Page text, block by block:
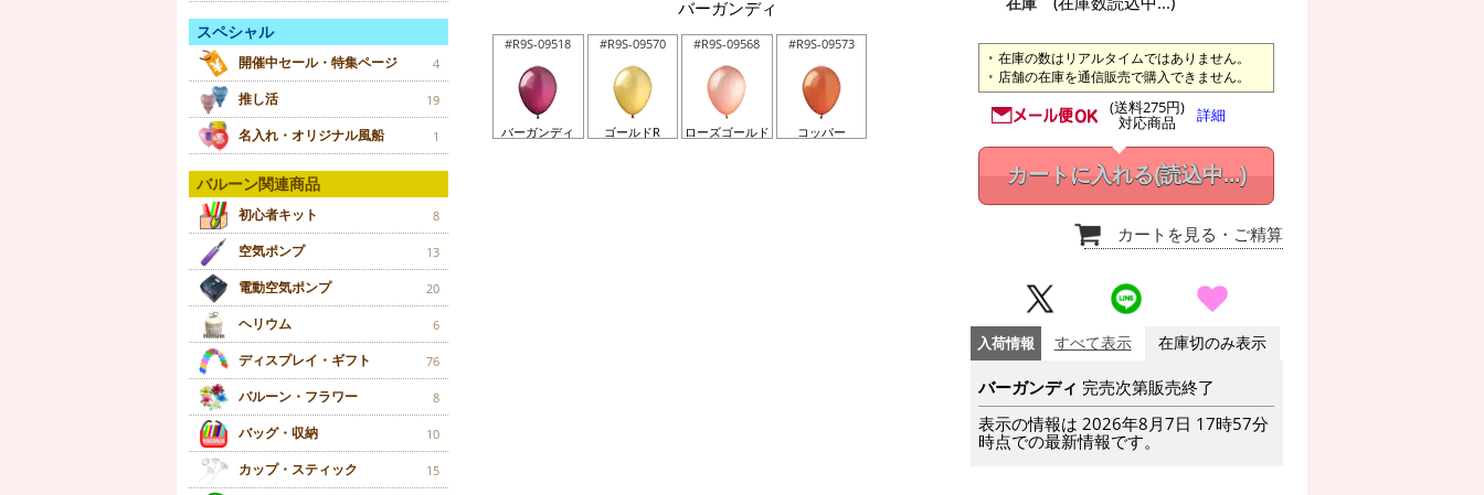
スペシャル
開催中セール・特集ページ 4
推し活 19
名入れ・オリジナル風船 1
バルーン関連商品
初心者キット 8
空気ポンプ 13
電動空気ポンプ 20
ヘリウム 6
ディスプレイ・ギフト 76
バルーン・フラワー 8
バッグ・収納 10
カップ・スティック 15
バーガンディ
#R9S-09518
バーガンディ
#R9S-09570
ゴールドR
#R9S-09568
ローズゴールド
#R9S-09573
コッパー
在庫の数はリアルタイムではありません。
店舗の在庫を通信販売で購入できません。
(送料275円)
対応商品 詳細
カートに入れる(読込中...)
カートを見る ・ご精算
入荷情報 すべて表示 在庫切のみ表示
バーガンディ 完売次第販売終了
表示の情報は 2026年8月7日 17時57分
時点での最新情報です。